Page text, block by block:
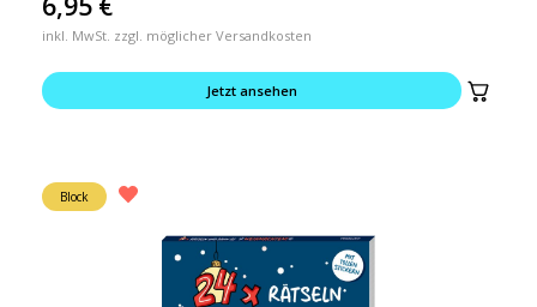
inkl. MwSt. zzgl. möglicher Versandkosten
Jetzt ansehen
Block